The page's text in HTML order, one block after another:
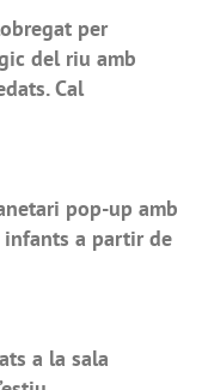
per
del riu amb
Cal
pop-up amb
infants a partir de
a la sala